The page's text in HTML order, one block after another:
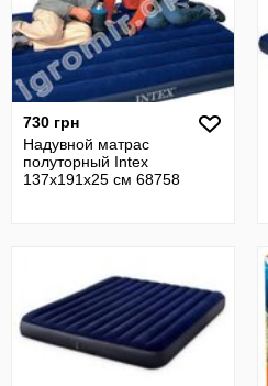
730 грн
Надувной матрас
полуторный Intex
137х191х25 см 68758